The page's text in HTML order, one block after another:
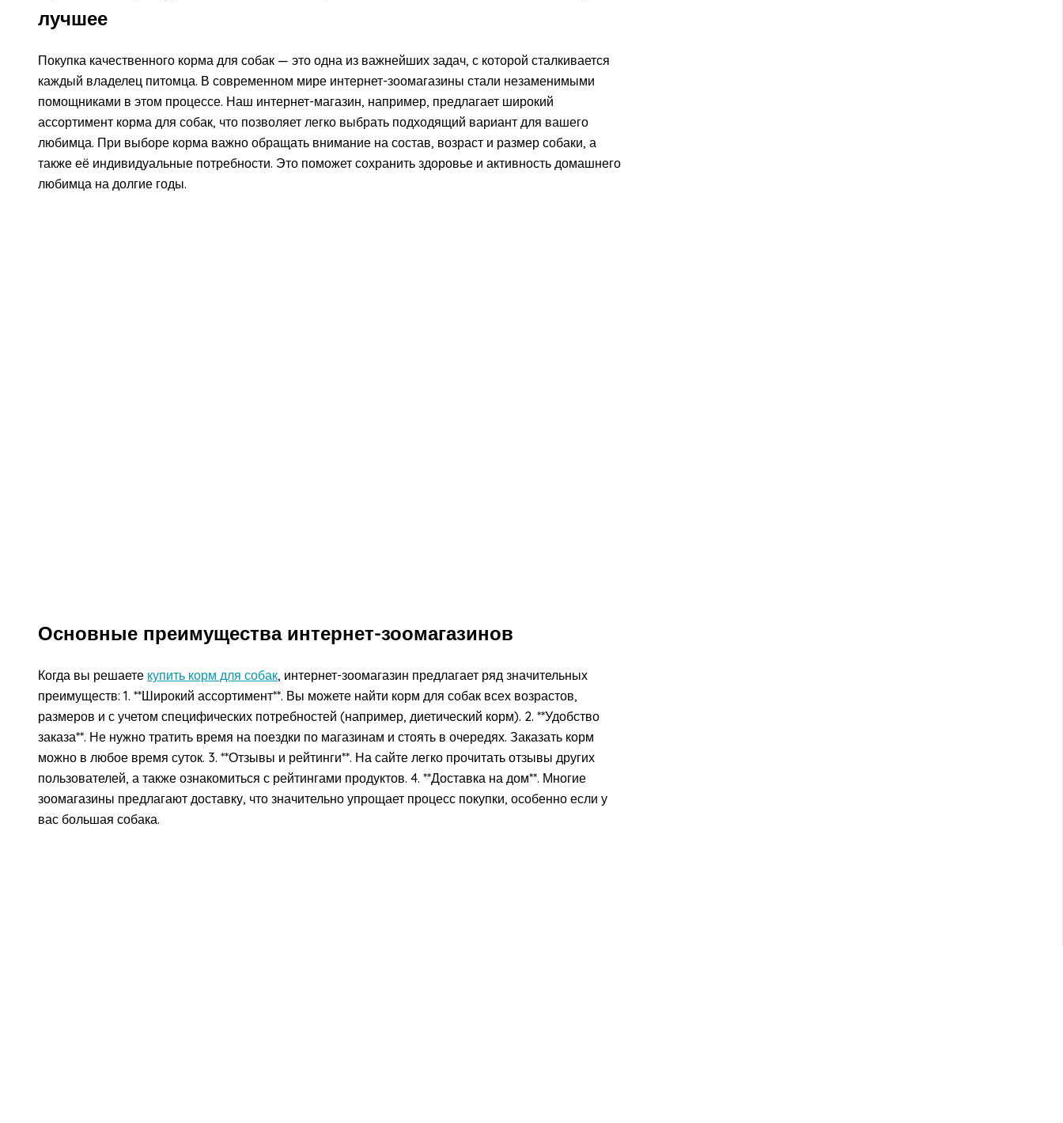
лучшее
Покупка качественного корма для собак — это одна из важнейших задач, с которой сталкивается
каждый владелец питомца. В современном мире интернет-зоомагазины стали незаменимыми
помощниками в этом процессе. Наш интернет-магазин, например, предлагает широкий
ассортимент корма для собак, что позволяет легко выбрать подходящий вариант для вашего
любимца. При выборе корма важно обращать внимание на состав, возраст и размер собаки, а
также её индивидуальные потребности. Это поможет сохранить здоровье и активность домашнего
любимца на долгие годы.
Основные преимущества интернет-зоомагазинов
Когда вы решаете купить корм для собак, интернет-зоомагазин предлагает ряд значительных
преимуществ: 1. **Широкий ассортимент**. Вы можете найти корм для собак всех возрастов,
размеров и с учетом специфических потребностей (например, диетический корм). 2. **Удобство
заказа**. Не нужно тратить время на поездки по магазинам и стоять в очередях. Заказать корм
можно в любое время суток. 3. **Отзывы и рейтинги**. На сайте легко прочитать отзывы других
пользователей, а также ознакомиться с рейтингами продуктов. 4. **Доставка на дом**. Многие
зоомагазины предлагают доставку, что значительно упрощает процесс покупки, особенно если у
вас большая собака.